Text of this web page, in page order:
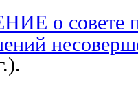
о совете
).